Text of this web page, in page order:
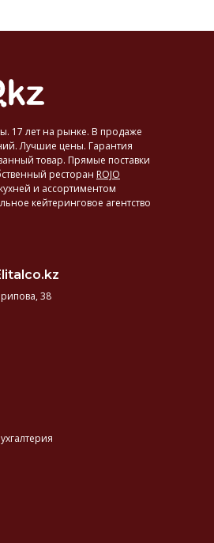
17 лет на рынке. В продаже
Лучшие цены. Гарантия
товар. Прямые поставки
ресторан ROJO
и ассортиментом
кейтеринговое агентство
38